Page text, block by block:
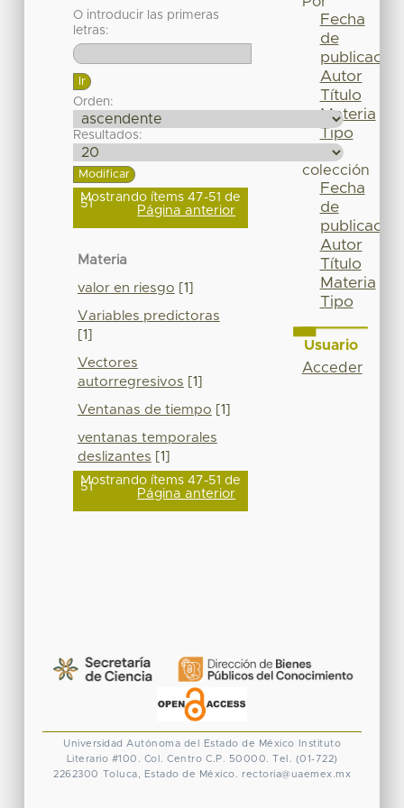
O introducir las primeras
letras:
Orden:
Resultados:
Mostrando ítems 47-51 de
51 Página anterior
Materia
valor en riesgo [1]
Variables predictoras
[1]
Vectores
autorregresivos [1]
Ventanas de tiempo [1]
ventanas temporales
deslizantes [1]
Mostrando ítems 47-51 de
51 Página anterior
Fecha
de
publicación
Autor
Título
Materia
Tipo
colección
Fecha
de
publicación
Autor
Título
Materia
Tipo
Usuario
Acceder
Universidad Autónoma del Estado de México
Instituto
Literario #100. Col. Centro C.P. 50000. Tel. (01-722)
2262300 Toluca, Estado de México. rectoria@uaemex.mx